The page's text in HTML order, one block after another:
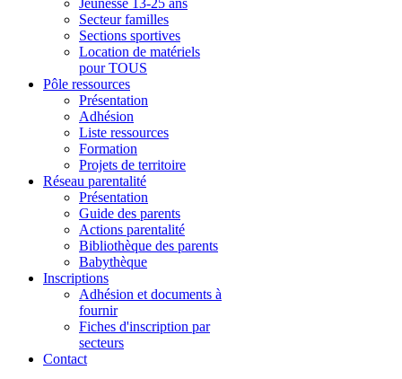
Jeunesse 13-25 ans
Secteur familles
Sections sportives
Location de matériels
pour TOUS
Pôle ressources
Présentation
Adhésion
Liste ressources
Formation
Projets de territoire
Réseau parentalité
Présentation
Guide des parents
Actions parentalité
Bibliothèque des parents
Babythèque
Inscriptions
Adhésion et documents à
fournir
Fiches d'inscription par
secteurs
Contact